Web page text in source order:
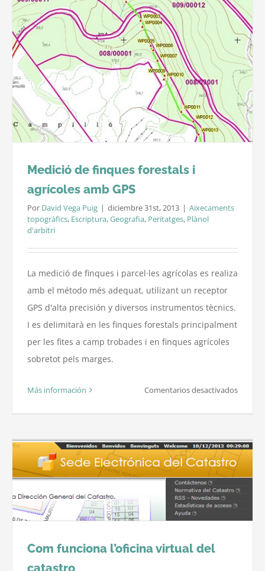
de
les
finques.
Medició de finques forestals i
agrícoles amb GPS
Por David Vega Puig | diciembre 31st, 2013 | Aixecaments
topogràfics, Escriptura,Geografia, Peritatges, Plànol
d'arbitri
La medició de finques i parcel·les agrícolas es realiza
amb el método més adequat, utilizant un receptor
GPS d'alta precisión y diversos instrumentos tècnics.
I es delimitarà en les finques forestals principalment
per les fites a camp trobades i en finques agrícoles
sobretot pels marges.
Más información Comentarios desactivadosen
finques
Com funciona l’oficina virtual del
catastro